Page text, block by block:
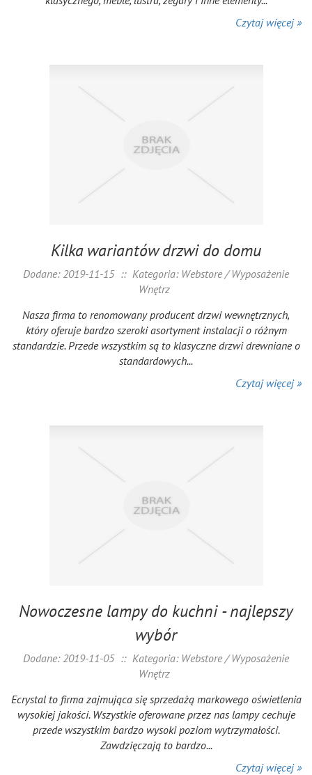
Czytaj więcej »
Kilka wariantów drzwi do domu
Dodane: 2019-11-15 :: Kategoria: Webstore / Wyposażenie
Wnętrz
Nasza firma to renomowany producent drzwi wewnętrznych,
który oferuje bardzo szeroki asortyment instalacji o różnym
standardzie. Przede wszystkim są to klasyczne drzwi drewniane o
standardowych...
Czytaj więcej »
Nowoczesne lampy do kuchni - najlepszy
wybór
Dodane: 2019-11-05 :: Kategoria: Webstore / Wyposażenie
Wnętrz
Ecrystal to firma zajmująca się sprzedażą markowego oświetlenia
wysokiej jakości. Wszystkie oferowane przez nas lampy cechuje
przede wszystkim bardzo wysoki poziom wytrzymałości.
Zawdzięczają to bardzo...
Czytaj więcej »